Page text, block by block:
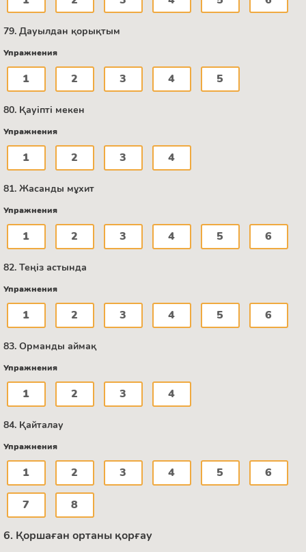
79. Дауылдан қорықтым
Упражнения
1 2 3 4 5
80. Қауіпті мекен
Упражнения
1 2 3 4
81. Жасанды мұхит
Упражнения
1 2 3 4 5 6
82. Теңіз астында
Упражнения
1 2 3 4 5 6
83. Орманды аймақ
Упражнения
1 2 3 4
84. Қайталау
Упражнения
1 2 3 4 5 6
7 8
6. Қоршаған ортаны қорғау